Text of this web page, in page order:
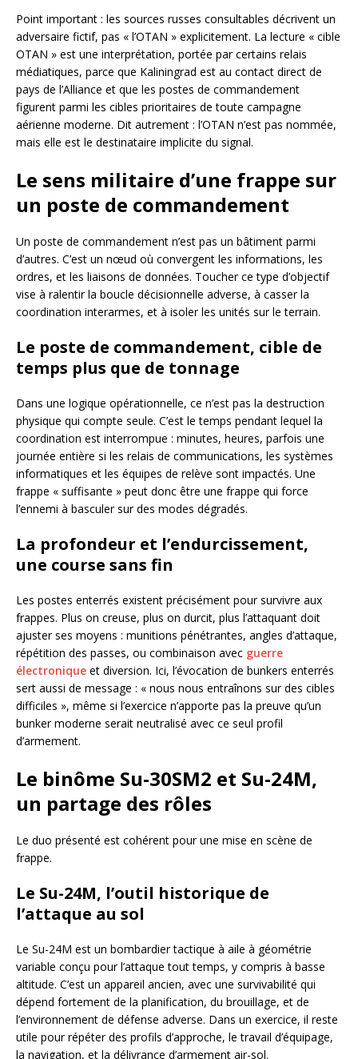
Point important : les sources russes consultables décrivent un
adversaire fictif, pas « l’OTAN » explicitement. La lecture « cible
OTAN » est une interprétation, portée par certains relais
médiatiques, parce que Kaliningrad est au contact direct de
pays de l’Alliance et que les postes de commandement
figurent parmi les cibles prioritaires de toute campagne
aérienne moderne. Dit autrement : l’OTAN n’est pas nommée,
mais elle est le destinataire implicite du signal.
Le sens militaire d’une frappe sur
un poste de commandement
Un poste de commandement n’est pas un bâtiment parmi
d’autres. C’est un nœud où convergent les informations, les
ordres, et les liaisons de données. Toucher ce type d’objectif
vise à ralentir la boucle décisionnelle adverse, à casser la
coordination interarmes, et à isoler les unités sur le terrain.
Le poste de commandement, cible de
temps plus que de tonnage
Dans une logique opérationnelle, ce n’est pas la destruction
physique qui compte seule. C’est le temps pendant lequel la
coordination est interrompue : minutes, heures, parfois une
journée entière si les relais de communications, les systèmes
informatiques et les équipes de relève sont impactés. Une
frappe « suffisante » peut donc être une frappe qui force
l’ennemi à basculer sur des modes dégradés.
La profondeur et l’endurcissement,
une course sans fin
Les postes enterrés existent précisément pour survivre aux
frappes. Plus on creuse, plus on durcit, plus l’attaquant doit
ajuster ses moyens : munitions pénétrantes, angles d’attaque,
répétition des passes, ou combinaison avec guerre
électronique et diversion. Ici, l’évocation de bunkers enterrés
sert aussi de message : « nous nous entraînons sur des cibles
difficiles », même si l’exercice n’apporte pas la preuve qu’un
bunker moderne serait neutralisé avec ce seul profil
d’armement.
Le binôme Su-30SM2 et Su-24M,
un partage des rôles
Le duo présenté est cohérent pour une mise en scène de
frappe.
Le Su-24M, l’outil historique de
l’attaque au sol
Le Su-24M est un bombardier tactique à aile à géométrie
variable conçu pour l’attaque tout temps, y compris à basse
altitude. C’est un appareil ancien, avec une survivabilité qui
dépend fortement de la planification, du brouillage, et de
l’environnement de défense adverse. Dans un exercice, il reste
utile pour répéter des profils d’approche, le travail d’équipage,
la navigation, et la délivrance d’armement air-sol.